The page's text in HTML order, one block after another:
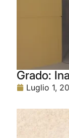
Grado:
Luglio 1,